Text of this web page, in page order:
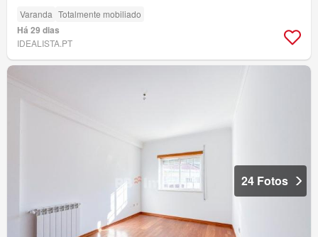
Varanda Totalmente mobiliado
Há 29 dias
IDEALISTA.PT
24 Fotos